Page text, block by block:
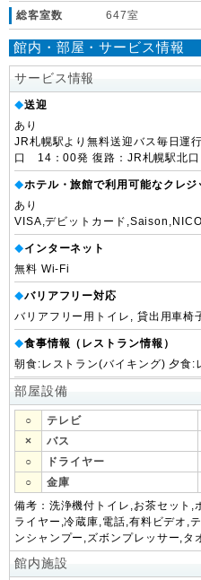
総客室数 647室
館内・部屋・サービス情報
サービス情報
◆送迎
あり
JR札幌駅より無料送迎バス毎日運
口 14：00発 復路：JR札幌駅北
◆ホテル・旅館で利用可能なクレジ
あり
VISA,デビットカード
◆インターネット
無料 Wi-Fi
◆バリアフリー対応
バリアフリー用トイレ, 貸出用車椅
◆食事情報（レストラン情報）
朝食:レストラン(バイキング) 夕食:
部屋設備
○ テレビ
×
バス
○
ドライヤー
○
金庫
備考：洗浄機付トイレ,お茶セット,
ライヤー,冷蔵庫,電話,有料ビデオ,
ンシャンプー,ズボンプレッサー,タ
館内施設